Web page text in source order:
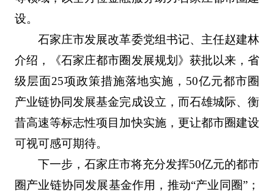
设。
石家庄市发展改革委党组书记、主任赵建林
介绍，《石家庄都市圈发展规划》获批以来，省
级层面25项政策措施落地实施，50亿元都市圈
产业链协同发展基金完成设立，而石雄城际、衡
昔高速等标志性项目加快实施，更让都市圈建设
可视可感可期待。
下一步，石家庄市将充分发挥50亿元的都市
圈产业链协同发展基金作用，推动“产业同圈”；